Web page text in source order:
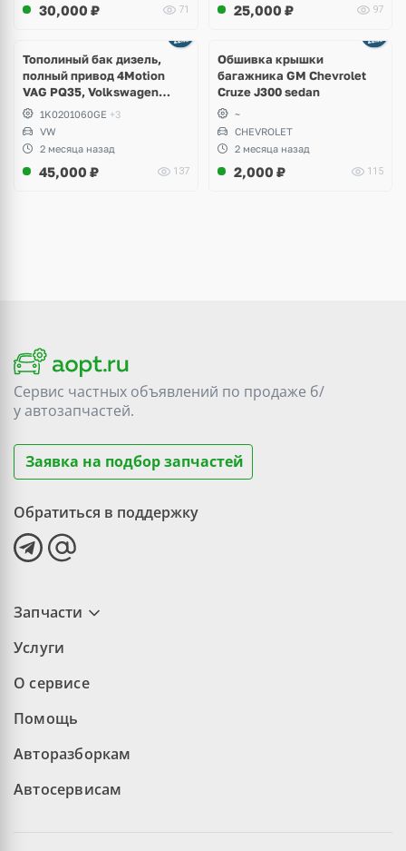
30,000 ₽ 71 25,000 ₽ 97
Тополиный бак дизель,
полный привод 4Motion
VAG PQ35, Volkswagen
Scirocco, Golf V, VI, Skoda
Yeti, Octavia A5, Superb,
Audi A3, Seat Altea
1K0201060GE +3
VW
2 месяца назад
45,000 ₽ 137
Обшивка крышки
багажника GM Chevrolet
Cruze J300 sedan
~
CHEVROLET
2 месяца назад
2,000 ₽ 115
Сервис частных объявлений по продаже б/
уавтозапчастей.
Заявка на подбор запчастей
Обратиться в поддержку
Запчасти
Услуги
О сервисе
Помощь
Авторазборкам
Автосервисам